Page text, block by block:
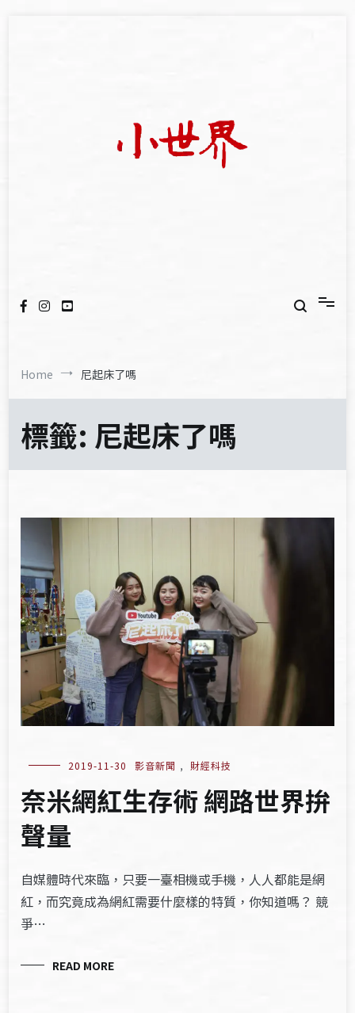
Home 尼起床了嗎
標籤: 尼起床了嗎
2019-11-30 影音新聞 , 財經科技
奈米網紅生存術 網路世界拚
聲量
自媒體時代來臨，只要一臺相機或手機，人人都能是網
紅，而究竟成為網紅需要什麼樣的特質，你知道嗎？ 競
爭…
READ MORE